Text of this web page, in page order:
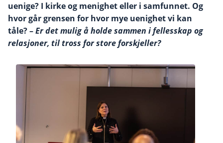
uenige? I kirke og menighet eller i samfunnet. Og
hvor går grensen for hvor mye uenighet vi kan
tåle? –Er det mulig å holde sammen i fellesskap og
relasjoner, til tross for store forskjeller?